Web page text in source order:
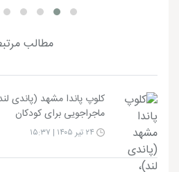
مطالب
کلوپ پاندا مشهد (پاندی
ماجراجویی برای کودکان